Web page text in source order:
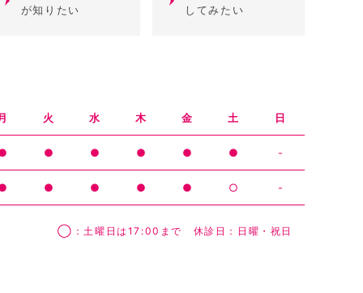
が知りたい
してみたい
火 水 木 金 土 日
● ● ● ● ● -
● ● ● ● ○ -
◯：土曜日は17:00まで 休診日：日曜・祝日